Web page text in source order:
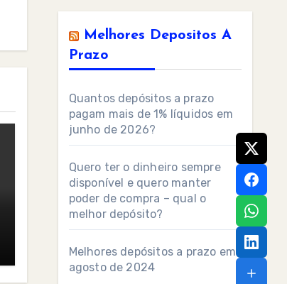
Melhores Depositos A
Prazo
Quantos depósitos a prazo
pagam mais de 1% líquidos em
junho de 2026?
Quero ter o dinheiro sempre
disponível e quero manter
poder de compra – qual o
melhor depósito?
Melhores depósitos a prazo em
agosto de 2024